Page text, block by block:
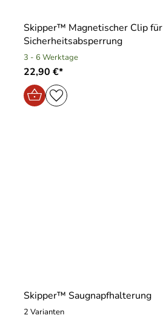
Skipper™ Magnetischer Clip für
Sicherheitsabsperrung
3 - 6 Werktage
22,90 €*
Skipper™ Saugnapfhalterung
2 Varianten